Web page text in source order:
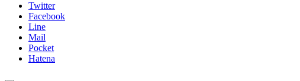
Twitter
Facebook
Line
Mail
Pocket
Hatena